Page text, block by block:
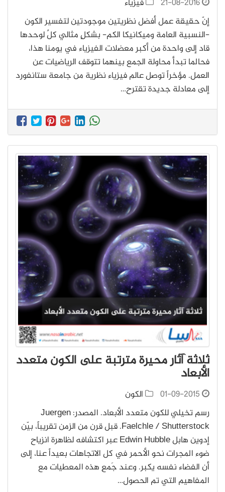
21-08-2016
فيزياء
إنّ حقيقة عمل أفضل نظريتين موجودتين لتفسير الكون
-النسبية العامة وميكانيكا الكم- بشكلٍ مثالي كلٌ لوحدها
قاد إلى واحدة من أكبر معضلات الفيزياء في يومنا هذا،
فحالما تبدأ محاولة الجمع بينهما تتوقف الرياضيات عن
العمل. مؤخراً توصل عالم فيزياء نظرية من جامعة ستانفورد
إلى معادلة جديدة تقترح…
ثلاثة آثار محيرة مترتبة على الكون متعدد
الأبعاد
01-09-2015
الكون
رسم تخيلي للكون متعدد الأبعاد. المصدر: Juergen
Faelchle / Shutterstock. قبل قرن من الزمن تقريباً، بيّن
إدوين هابل Edwin Hubble عبر اكتشافه لظاهرة انزياح
ضوء المجرات نحو الأحمر في كل الاتجاهات بعيداً عنا، إلى
أن الفضاء نفسه يكبر. وعند جَمعِ هذه المعطيات مع
المفاهيم التي تم الحصول…